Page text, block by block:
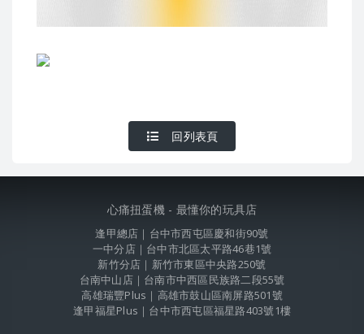
回列表頁
心痛扭蛋機 - 最懂你的玩具店
逢甲總店｜台中市西屯區慶和街90號
一中分店｜台中市北區太平路46巷1號
新竹分店｜新竹市東區中央路250號
台南中山店｜台南市中西區民族路二段55號
高雄瑞豐Plus｜高雄市鼓山區南屏路501號
逢甲福星Plus｜台中市西屯區福星路403號1樓